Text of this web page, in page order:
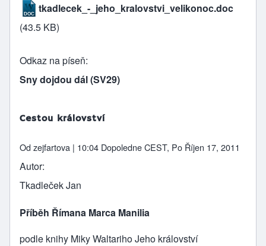
tkadlecek_-_jeho_kralovstvi_velikonoc.doc
(43.5 KB)
Odkaz na píseň
Sny dojdou dál (SV29)
Cestou království
Od zejfartova | 10:04 Dopoledne CEST, Po Říjen 17, 2011
Autor
Tkadleček Jan
Příběh Římana Marca Manilia
podle knihy Miky Waltariho Jeho království